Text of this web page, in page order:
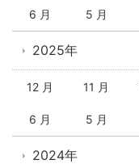
6 月 5 月
2025年
12 月 11 月
6 月 5 月
2024年